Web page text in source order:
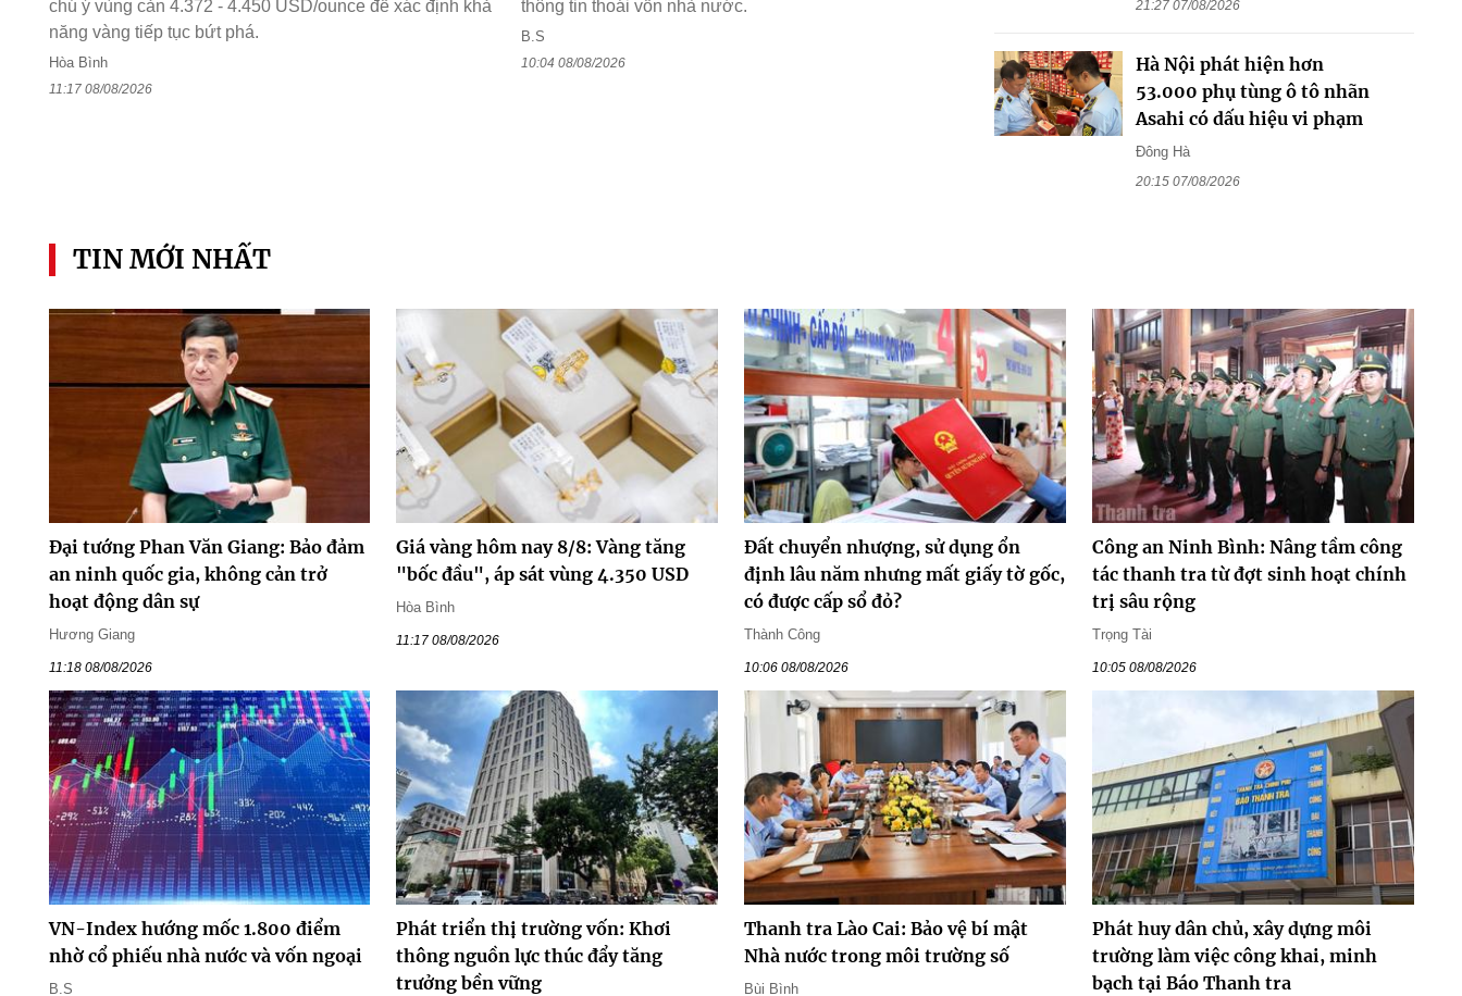
chú ý vùng cản 4.372 - 4.450 USD/ounce để xác định khả
năng vàng tiếp tục bứt phá.
Hòa Bình
11:17 08/08/2026
thông tin thoái vốn nhà nước.
B.S
10:04 08/08/2026
21:27 07/08/2026
Hà Nội phát hiện hơn
53.000 phụ tùng ô tô nhãn
Asahi có dấu hiệu vi phạm
Đông Hà
20:15 07/08/2026
TIN MỚI NHẤT
Đại tướng Phan Văn Giang: Bảo đảm
an ninh quốc gia, không cản trở
hoạt động dân sự
Hương Giang
11:18 08/08/2026
Giá vàng hôm nay 8/8: Vàng tăng
"bốc đầu", áp sát vùng 4.350 USD
Hòa Bình
11:17 08/08/2026
Đất chuyển nhượng, sử dụng ổn
định lâu năm nhưng mất giấy tờ gốc,
có được cấp sổ đỏ?
Thành Công
10:06 08/08/2026
Công an Ninh Bình: Nâng tầm công
tác thanh tra từ đợt sinh hoạt chính
trị sâu rộng
Trọng Tài
10:05 08/08/2026
VN-Index hướng mốc 1.800 điểm
nhờ cổ phiếu nhà nước và vốn ngoại
B.S
Phát triển thị trường vốn: Khơi
thông nguồn lực thúc đẩy tăng
trưởng bền vững
Thanh tra Lào Cai: Bảo vệ bí mật
Nhà nước trong môi trường số
Bùi Bình
Phát huy dân chủ, xây dựng môi
trường làm việc công khai, minh
bạch tại Báo Thanh tra